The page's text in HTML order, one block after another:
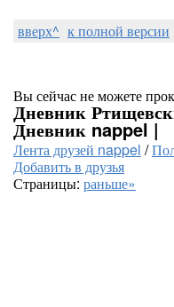
вверх^ к полной версии
Вы сейчас не можете
Дневник
Дневник nappel |
Лента друзей nappel /
Добавить в друзья
Страницы: раньше»